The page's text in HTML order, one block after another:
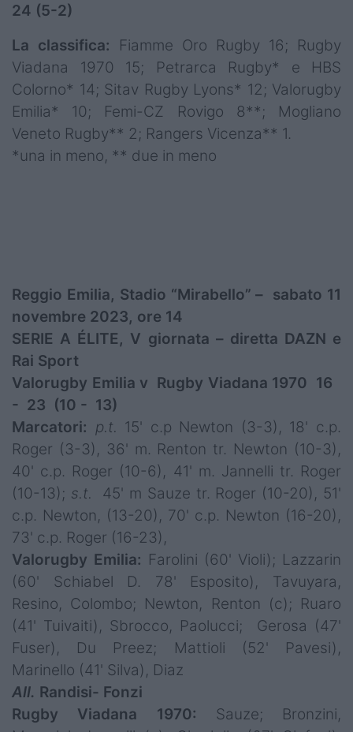
24 (5-2)
La classifica: Fiamme Oro Rugby 16; Rugby
Viadana 1970 15; Petrarca Rugby* e HBS
Colorno* 14; Sitav Rugby Lyons* 12; Valorugby
Emilia* 10; Femi-CZ Rovigo 8**; Mogliano
Veneto Rugby** 2; Rangers Vicenza** 1.
*una in meno, ** due in meno
Reggio Emilia, Stadio “Mirabello” – sabato 11
novembre 2023, ore 14
SERIE A ÉLITE, V giornata – diretta DAZN e
Rai Sport
Valorugby Emilia v Rugby Viadana 1970 16
- 23 (10 - 13)
Marcatori: p.t. 15' c.p Newton (3-3), 18' c.p.
Roger (3-3), 36' m. Renton tr. Newton (10-3),
40' c.p. Roger (10-6), 41' m. Jannelli tr. Roger
(10-13); s.t.
45' m Sauze tr. Roger (10-20), 51'
c.p. Newton, (13-20), 70' c.p. Newton (16-20),
73' c.p. Roger (16-23),
Valorugby Emilia: Farolini (60' Violi); Lazzarin
(60' Schiabel D. 78' Esposito), Tavuyara,
Resino, Colombo; Newton, Renton (c); Ruaro
(41' Tuivaiti), Sbrocco, Paolucci; Gerosa (47'
Fuser), Du Preez; Mattioli (52' Pavesi),
Marinello (41' Silva), Diaz
All. Randisi- Fonzi
Rugby Viadana 1970: Sauze; Bronzini,